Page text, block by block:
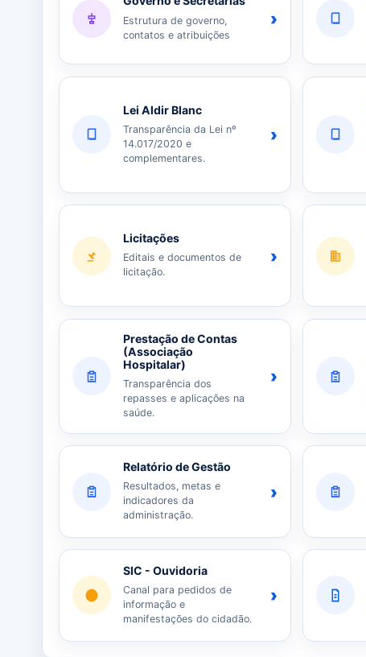
Estrutura de governo,
contatos e atribuições
›
Lei Aldir Blanc
Transparência da Lei nº
14.017/2020 e
complementares.
›
Licitações
Editais e documentos de
licitação.
›
Prestação de Contas
(Associação
Hospitalar)
Transparência dos
repasses e aplicações na
saúde.
›
Relatório de Gestão
Resultados, metas e
indicadores da
administração.
›
SIC - Ouvidoria
Canal para pedidos de
informação e
manifestações do cidadão.
›